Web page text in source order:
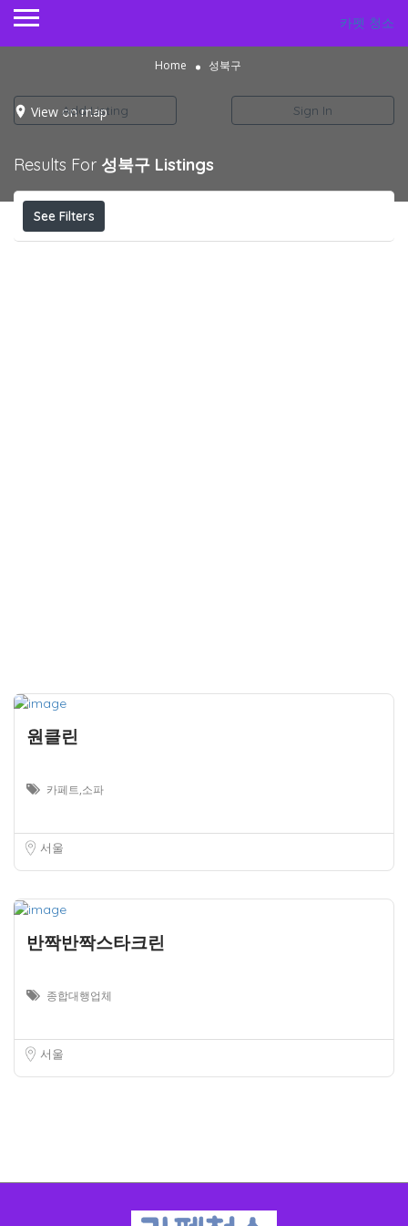
Add Listing Sign In
카펫 청소
Home 성북구
View on map
Results For 성북구 Listings
See Filters
원클린
카페트,소파
서울
반짝반짝스타크린
종합대행업체
서울